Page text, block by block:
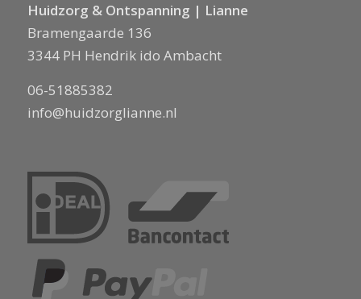
Huidzorg & Ontspanning | Lianne
Bramengaarde 136
3344 PH Hendrik ido Ambacht
06-51885382
info@huidzorglianne.nl